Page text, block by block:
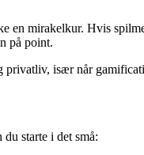
en mirakelkur. Hvis
på point.
især når
starte i det små: